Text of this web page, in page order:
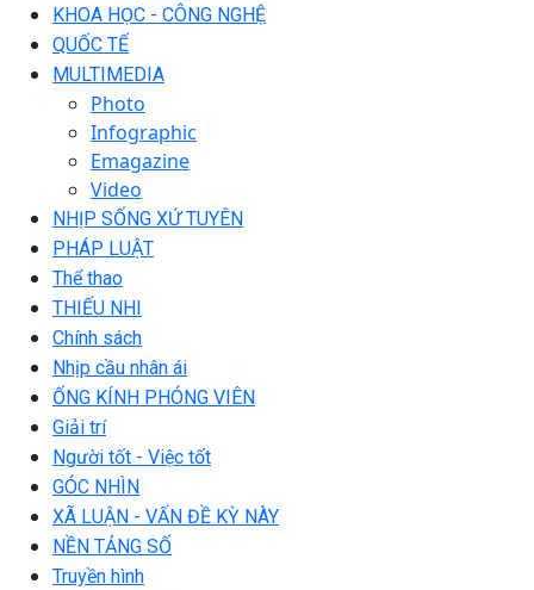
KHOA HỌC - CÔNG NGHỆ
QUỐC TẾ
MULTIMEDIA
Photo
Infographic
Emagazine
Video
NHỊP SỐNG XỨ TUYÊN
PHÁP LUẬT
Thể thao
THIẾU NHI
Chính sách
Nhịp cầu nhân ái
ỐNG KÍNH PHÓNG VIÊN
Giải trí
Người tốt - Việc tốt
GÓC NHÌN
XÃ LUẬN - VẤN ĐỀ KỲ NÀY
NỀN TẢNG SỐ
Truyền hình